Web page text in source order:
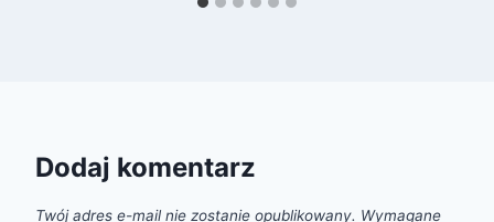
Dodaj komentarz
Twój adres e-mail nie zostanie opublikowany. Wymagane